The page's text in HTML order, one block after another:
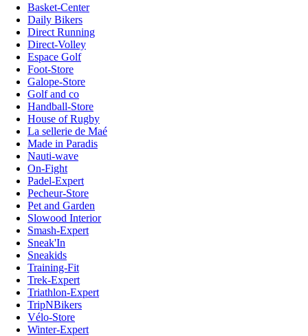
Basket-Center
Daily Bikers
Direct Running
Direct-Volley
Espace Golf
Foot-Store
Galope-Store
Golf and co
Handball-Store
House of Rugby
La sellerie de Maé
Made in Paradis
Nauti-wave
On-Fight
Padel-Expert
Pecheur-Store
Pet and Garden
Slowood Interior
Smash-Expert
Sneak'In
Sneakids
Training-Fit
Trek-Expert
Triathlon-Expert
TripNBikers
Vélo-Store
Winter-Expert